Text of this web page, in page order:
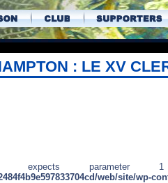
: LE XV
expects
web/site/wp-